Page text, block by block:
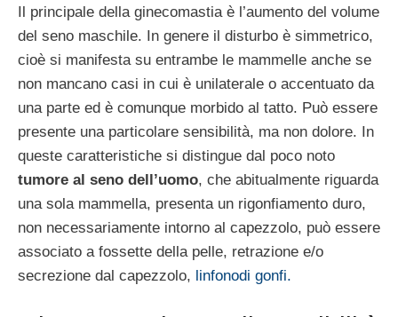
Il principale della ginecomastia è l’aumento del volume
del seno maschile. In genere il disturbo è simmetrico,
cioè si manifesta su entrambe le mammelle anche se
non mancano casi in cui è unilaterale o accentuato da
una parte ed è comunque morbido al tatto. Può essere
presente una particolare sensibilità, ma non dolore. In
queste caratteristiche si distingue dal poco noto
tumore al seno dell’uomo, che abitualmente riguarda
una sola mammella, presenta un rigonfiamento duro,
non necessariamente intorno al capezzolo, può essere
associato a fossette della pelle, retrazione e/o
secrezione dal capezzolo, linfonodi gonfi.